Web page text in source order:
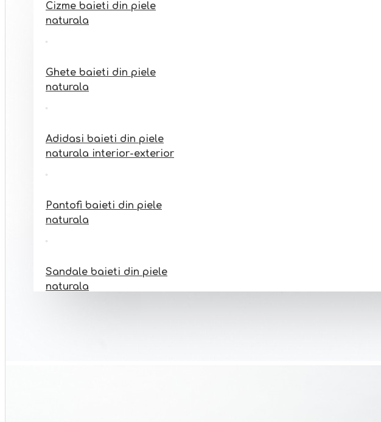
Sandale fete din piele
naturala interior-exterior
Cizme baieti din piele
naturala
Ghete baieti din piele
naturala
Adidasi baieti din piele
naturala interior-exterior
Pantofi baieti din piele
naturala
Sandale baieti din piele
naturala